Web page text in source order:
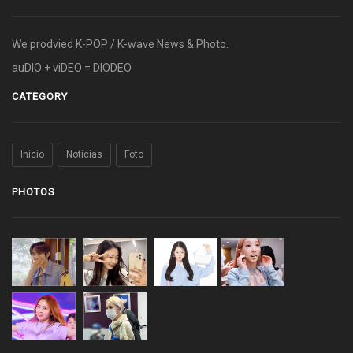
We prodvied K-POP / K-wave News & Photo.
auDIO + viDEO = DIODEO
CATEGORY
Inicio Noticias Foto
PHOTOS